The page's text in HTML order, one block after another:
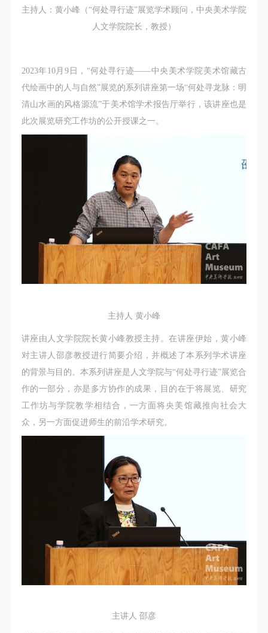
主持人：黄小峰（“何处寻行迹”展览学术顾问，中央美术学院
人文学院院长，教授）
2023年10月9日，“何处寻行迹——中央美术学院美术馆藏古
代绘画中的人与自然”展览的系列讲座第一场“何处寻龙脉：明
清山水画的风格源流”于美术馆学术报告厅举行，该讲座也是
此次展览研究工作坊的公开授课之一。
主持人 黄小峰
讲座由人文学院院长黄小峰教授主持。在讲座伊始，黄小峰
对主讲人邵彦教授进行简要介绍，并概述了本系列学术讲座
的背景与目的。本系列讲座是人文学院与“何处寻行迹”展览合
作的一部分，亦是多方协作的成果，目的在于将展览、研究
工作坊与学院教学相结合，一方面将央美馆藏推向社会大
众，另一方面促进师生的前沿学术研究。
主讲人 邵彦
故，活动中任何非事故当事人及美术馆将不承担人身
事故的任何责任，但有互相援助的义务。参加活动的
的人身安全不负有民事及相关连带责任。
第五条
参加活动者在此次活动期间应主动遵守美术馆活动秩
序、维护美术馆场地及展示、展览、馆藏艺术作品及
地、空间、艺术品、衍生品等受到不同程度的损失、
破坏。活动中任何非事故当事人及美术馆将不承担相
应的责任与损失，应由参与活动者根据相应的法律条
文、组织规定进行协商和赔偿。并追究相应的法律责
任和经济责任。
第六条
参与活动者在参与活动时应当在美术馆工作人员及活
动导师、教师指导下进行，并正确的使用活动中所涉
与者因个人原因在使用相应绘画工具、创作材料及配
具、材料、设备或设施的故障或损坏。参与活动者应
当承当相应的全部责任，并主动赔偿相应的经济损
失。活动中任何非事故当事人及美术馆将不承担人身
事故的任何责任。
中央美术学院美术馆肖像权许可使用协议
根据《中华人民共和国广告法》、《中华人民共和国
人民共和国民法通则》若干问题的意见（试行）>的
有关规定，为明确肖像许可方（甲方）和使用方（乙
方）的权利义务关系，经双方友好协商，甲乙双方就
带有甲方肖像的作品的使用达成如下一致协议：
（1）、甲方为本协议中的肖像权人，自愿将自己的
肖像权许可乙方作符合本协议约定和法律规定的用
性、专业性、国际化的现代公共美术馆。中央美术学
故，活动中任何非事故当事人及美术馆将不承担人身
事故的任何责任，但有互相援助的义务。参加活动的
的人身安全不负有民事及相关连带责任。
第五条
参加活动者在此次活动期间应主动遵守美术馆活动秩
序、维护美术馆场地及展示、展览、馆藏艺术作品及
地、空间、艺术品、衍生品等受到不同程度的损失、
破坏。活动中任何非事故当事人及美术馆将不承担相
应的责任与损失，应由参与活动者根据相应的法律条
文、组织规定进行协商和赔偿。并追究相应的法律责
任和经济责任。
第六条
参与活动者在参与活动时应当在美术馆工作人员及活
动导师、教师指导下进行，并正确的使用活动中所涉
与者因个人原因在使用相应绘画工具、创作材料及配
具、材料、设备或设施的故障或损坏。参与活动者应
当承当相应的全部责任，并主动赔偿相应的经济损
失。活动中任何非事故当事人及美术馆将不承担人身
事故的任何责任。
中央美术学院美术馆肖像权许可使用协议
根据《中华人民共和国广告法》、《中华人民共和国
人民共和国民法通则》若干问题的意见（试行）>的
有关规定，为明确肖像许可方（甲方）和使用方（乙
方）的权利义务关系，经双方友好协商，甲乙双方就
带有甲方肖像的作品的使用达成如下一致协议：
（1）、甲方为本协议中的肖像权人，自愿将自己的
肖像权许可乙方作符合本协议约定和法律规定的用
性、专业性、国际化的现代公共美术馆。中央美术学
故，活动中任何非事故当事人及美术馆将不承担人身
事故的任何责任，但有互相援助的义务。参加活动的
的人身安全不负有民事及相关连带责任。
第五条
参加活动者在此次活动期间应主动遵守美术馆活动秩
序、维护美术馆场地及展示、展览、馆藏艺术作品及
地、空间、艺术品、衍生品等受到不同程度的损失、
破坏。活动中任何非事故当事人及美术馆将不承担相
应的责任与损失，应由参与活动者根据相应的法律条
文、组织规定进行协商和赔偿。并追究相应的法律责
任和经济责任。
第六条
参与活动者在参与活动时应当在美术馆工作人员及活
动导师、教师指导下进行，并正确的使用活动中所涉
与者因个人原因在使用相应绘画工具、创作材料及配
具、材料、设备或设施的故障或损坏。参与活动者应
当承当相应的全部责任，并主动赔偿相应的经济损
失。活动中任何非事故当事人及美术馆将不承担人身
事故的任何责任。
中央美术学院美术馆肖像权许可使用协议
根据《中华人民共和国广告法》、《中华人民共和国
人民共和国民法通则》若干问题的意见（试行）>的
有关规定，为明确肖像许可方（甲方）和使用方（乙
方）的权利义务关系，经双方友好协商，甲乙双方就
带有甲方肖像的作品的使用达成如下一致协议：
（1）、甲方为本协议中的肖像权人，自愿将自己的
肖像权许可乙方作符合本协议约定和法律规定的用
性、专业性、国际化的现代公共美术馆。中央美术学